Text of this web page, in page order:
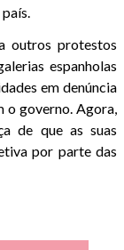
outros protestos
espanholas
em denúncia
o governo. Agora,
de que as suas
por parte das